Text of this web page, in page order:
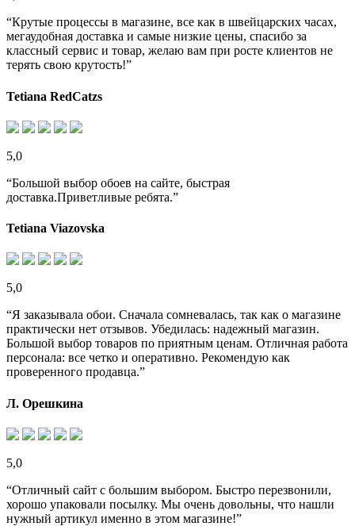
“Крутые процессы в магазине, все как в швейцарских часах,
мегаудобная доставка и самые низкие цены, спасибо за
классный сервис и товар, желаю вам при росте клиентов не
терять свою крутость!”
Tetiana RedCatzs
5,0
“Большой выбор обоев на сайте, быстрая
доставка.Приветливые ребята.”
Tetiana Viazovska
5,0
“Я заказывала обои. Сначала сомневалась, так как о магазине
практически нет отзывов. Убедилась: надежный магазин.
Большой выбор товаров по приятным ценам. Отличная работа
персонала: все четко и оперативно. Рекомендую как
проверенного продавца.”
Л. Орешкина
5,0
“Отличный сайт с большим выбором. Быстро перезвонили,
хорошо упаковали посылку. Мы очень довольны, что нашли
нужный артикул именно в этом магазине!”